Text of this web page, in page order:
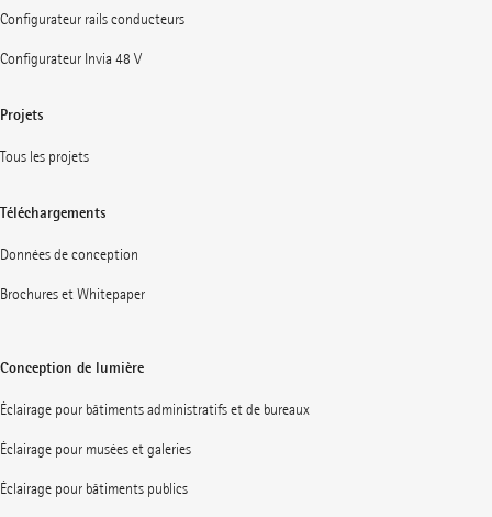
Configurateur rails conducteurs
Configurateur Invia 48 V
Projets
Tous les projets
Téléchargements
Données de conception
Brochures et Whitepaper
Conception de lumière
Éclairage pour bâtiments administratifs et de bureaux
Éclairage pour musées et galeries
Éclairage pour bâtiments publics